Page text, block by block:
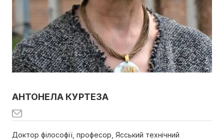
АНТОНЕЛА КУРТЕЗА
Доктор філософії, професор, Ясський технічний